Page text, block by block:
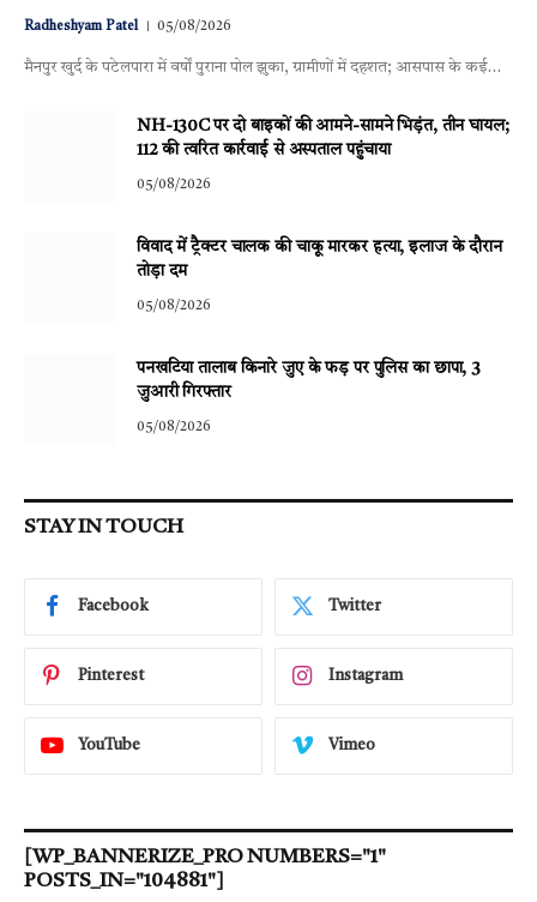
Radheshyam Patel 05/08/2026
मैनपुर खुर्द के पटेलपारा में वर्षों पुराना पोल झुका, ग्रामीणों में दहशत; आसपास के कई…
NH-130C पर दो बाइकों की आमने-सामने भिड़ंत, तीन घायल;
112 की त्वरित कार्रवाई से अस्पताल पहुंचाया
05/08/2026
विवाद में ट्रैक्टर चालक की चाकू मारकर हत्या, इलाज के दौरान
तोड़ा दम
05/08/2026
पनखटिया तालाब किनारे जुए के फड़ पर पुलिस का छापा, 3
जुआरी गिरफ्तार
05/08/2026
STAY IN TOUCH
Facebook Twitter
Pinterest Instagram
YouTube Vimeo
[WP_BANNERIZE_PRO NUMBERS="1"
POSTS_IN="104881"]